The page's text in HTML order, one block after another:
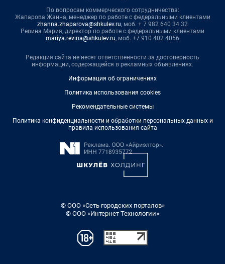
По вопросам коммерческого сотрудничества:
Жапарова Жанна, менеджер по работе с федеральными клиентами
zhanna.zhaparova@shkulev.ru, моб. + 7 982 640 34 32
Ревина Мария, директор по работе с федеральными клиентами
mariya.revina@shkulev.ru, моб. +7 910 402 4056
Редакция сайта не несет ответственности за достоверность
информации, содержащейся в рекламных объявлениях.
Информация об ограничениях
Политика использования cookies
Рекомендательные системы
Политика конфиденциальности и обработки персональных данных и
правила использования сайта
© ООО «Сеть городских порталов»
© ООО «Интернет Технологии»